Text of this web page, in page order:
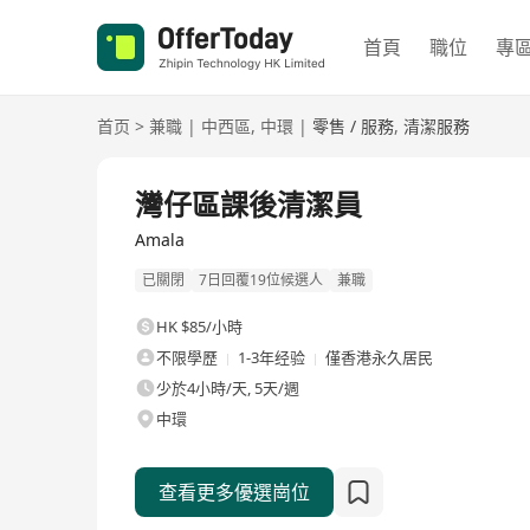
首頁 職位 專
首页 > 兼職 | 中西區, 中環 | 零售 / 服務, 清潔服務
灣仔區課後清潔員
Amala
已關閉 7日回覆19位候選人 兼職
HK $85/小時
不限學歷
1-3年经验
僅香港永久居民
少於4小時/天, 5天/週
中環
查看更多優選崗位